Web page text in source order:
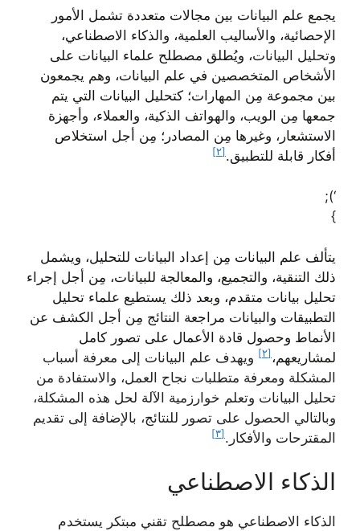
يجمع علم البيانات بين مجالات متعددة تشمل الأمور
الإحصائية، والأساليب العلمية، والذكاء الاصطناعي،
وتحليل البيانات، ويُطلق مصطلح علماء البيانات على
الأشخاص المتخصصين في علم البيانات، وهم يجمعون
بين مجموعة مِن المهارات؛ كتحليل البيانات التي يتم
جمعها مِن الويب، والهواتف الذكية، والعملاء، وأجهزة
الاستشعار، وغيرها مِن المصادر؛ مِن أجل استخلاص
أفكار قابلة للتطبيق. [٢]
‘);
}
يتألف علم البيانات مِن إعداد البيانات للتحليل، ويشمل
ذلك التنقية، والتجميع، والمعالجة للبيانات، مِن أجل إجراء
تحليل بيانات متقدم، وبعد ذلك يستطيع علماء تحليل
التطبيقات والبيانات مراجعة النتائج مِن أجل الكشف عن
الأنماط وحصول قادة الأعمال على تصور كامل
لمشاريعهم، [٢]
ويهدف علم البيانات إلى معرفة أسباب
المشكلة ومعرفة متطلبات نجاح العمل، والاستفادة من
تحليل البيانات وتعلم خوارزمية الآلة لحل هذه المشكلة،
وبالتالي الحصول على تصور للنتائج، بالإضافة إلى تقديم
المقترحات والأفكار. [٣]
الذكاء الاصطناعي
الذكاء الاصطناعي هو مصطلح تقني مبتكر يستخدم